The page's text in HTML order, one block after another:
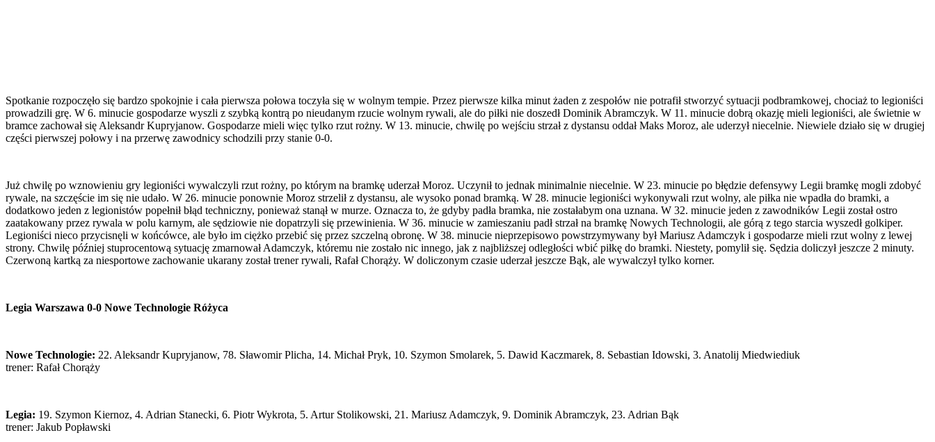
Spotkanie rozpoczęło się bardzo spokojnie i cała pierwsza połowa toczyła się w wolnym tempie. Przez pierwsze kilka minut żaden z zespołów nie potrafił stworzyć sytuacji podbramkowej, chociaż to legioniści
prowadzili grę. W 6. minucie gospodarze wyszli z szybką kontrą po nieudanym rzucie wolnym rywali, ale do piłki nie doszedł Dominik Abramczyk. W 11. minucie dobrą okazję mieli legioniści, ale świetnie w
bramce zachował się Aleksandr Kupryjanow. Gospodarze mieli więc tylko rzut rożny. W 13. minucie, chwilę po wejściu strzał z dystansu oddał Maks Moroz, ale uderzył niecelnie. Niewiele działo się w drugiej
części pierwszej połowy i na przerwę zawodnicy schodzili przy stanie 0-0.
Już chwilę po wznowieniu gry legioniści wywalczyli rzut rożny, po którym na bramkę uderzał Moroz. Uczynił to jednak minimalnie niecelnie. W 23. minucie po błędzie defensywy Legii bramkę mogli zdobyć
rywale, na szczęście im się nie udało. W 26. minucie ponownie Moroz strzelił z dystansu, ale wysoko ponad bramką. W 28. minucie legioniści wykonywali rzut wolny, ale piłka nie wpadła do bramki, a
dodatkowo jeden z legionistów popełnił błąd techniczny, ponieważ stanął w murze. Oznacza to, że gdyby padła bramka, nie zostałabym ona uznana. W 32. minucie jeden z zawodników Legii został ostro
zaatakowany przez rywala w polu karnym, ale sędziowie nie dopatrzyli się przewinienia. W 36. minucie w zamieszaniu padł strzał na bramkę Nowych Technologii, ale górą z tego starcia wyszedł golkiper.
Legioniści nieco przycisnęli w końcówce, ale było im ciężko przebić się przez szczelną obronę. W 38. minucie nieprzepisowo powstrzymywany był Mariusz Adamczyk i gospodarze mieli rzut wolny z lewej
strony. Chwilę później stuprocentową sytuację zmarnował Adamczyk, któremu nie zostało nic innego, jak z najbliższej odległości wbić piłkę do bramki. Niestety, pomylił się. Sędzia doliczył jeszcze 2 minuty.
Czerwoną kartką za niesportowe zachowanie ukarany został trener rywali, Rafał Chorąży. W doliczonym czasie uderzał jeszcze Bąk, ale wywalczył tylko korner.
Legia Warszawa 0-0 Nowe Technologie Różyca
Nowe Technologie: 22. Aleksandr Kupryjanow, 78. Sławomir Plicha, 14. Michał Pryk, 10. Szymon Smolarek, 5. Dawid Kaczmarek, 8. Sebastian Idowski, 3. Anatolij Miedwiediuk
trener: Rafał Chorąży
Legia: 19. Szymon Kiernoz, 4. Adrian Stanecki, 6. Piotr Wykrota, 5. Artur Stolikowski, 21. Mariusz Adamczyk, 9. Dominik Abramczyk, 23. Adrian Bąk
trener: Jakub Popławski